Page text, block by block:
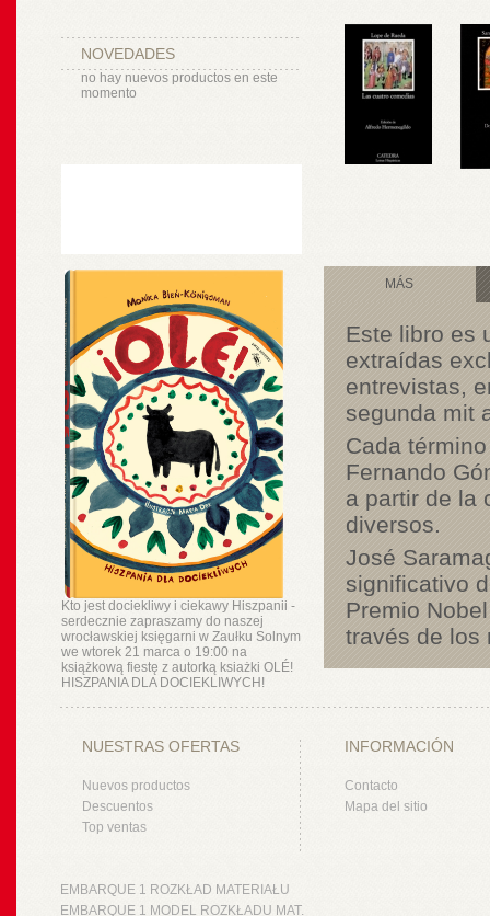
NOVEDADES
no hay nuevos productos en este
momento
Kto jest dociekliwy i ciekawy Hiszpanii -
serdecznie zapraszamy do naszej
wrocławskiej księgarni w Zaułku Solnym
we wtorek 21 marca o 19:00 na
książkową fiestę z autorką ksiażki OLÉ!
HISZPANIA DLA DOCIEKLIWYCH!
MÁS
Este libro es
extraídas
entrevistas,
segunda mit
Cada
Fernando
a partir de la
diversos.
José
significativo
Premio
través de los
NUESTRAS OFERTAS
Nuevos productos
Descuentos
Top ventas
INFORMACIÓN
Contacto
Mapa del sitio
EMBARQUE 1 ROZKŁAD MATERIAŁU
EMBARQUE 1 MODEL ROZKŁADU MAT.